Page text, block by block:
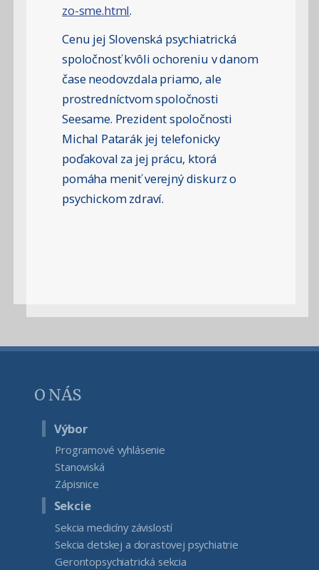
zo-sme.html.
Cenu jej Slovenská psychiatrická
spoločnosť kvôli ochoreniu v danom
čase neodovzdala priamo, ale
prostredníctvom spoločnosti
Seesame. Prezident spoločnosti
Michal Patarák jej telefonicky
poďakoval za jej prácu, ktorá
pomáha meniť verejný diskurz o
psychickom zdraví.
O NÁS
Výbor
Programové vyhlásenie
Stanoviská
Zápisnice
Sekcie
Sekcia medicíny závislostí
Sekcia detskej a dorastovej psychiatrie
Gerontopsychiatrická sekcia